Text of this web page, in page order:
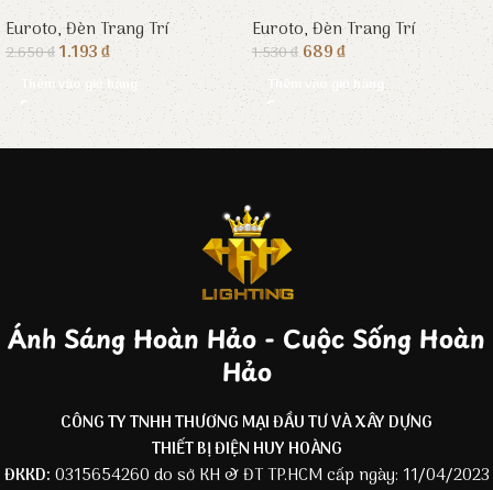
Euroto,Đèn Trang Trí
2.650₫1.193₫
Thêm vào giỏ hàng
Euroto,Đèn Trang Trí
1.530₫ 689₫
Thêm vào giỏ hàng
Ánh Sáng Hoàn Hảo - Cuộc Sống Hoàn
Hảo
CÔNG TY TNHH THƯƠNG MẠI ĐẦU TƯ VÀ XÂY DỰNG
THIẾT BỊ ĐIỆN HUY HOÀNG
ĐKKD: 0315654260 do sở KH & ĐT TP.HCM cấp ngày: 11/04/2023